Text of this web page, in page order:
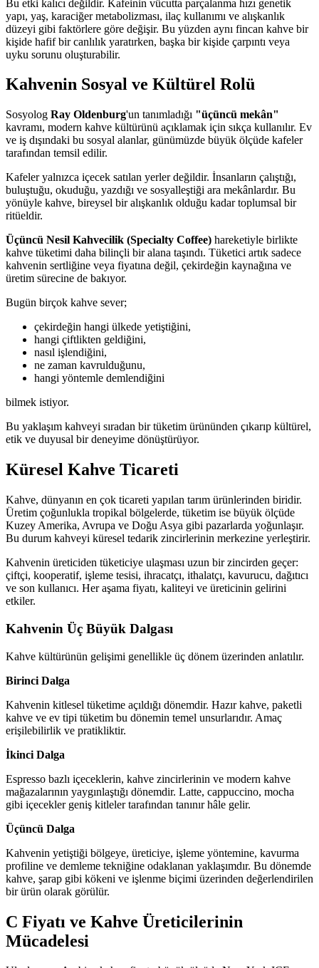
Bu etki kalıcı değildir. Kafeinin vücutta parçalanma hızı genetik
yapı, yaş, karaciğer metabolizması, ilaç kullanımı ve alışkanlık
düzeyi gibi faktörlere göre değişir. Bu yüzden aynı fincan kahve bir
kişide hafif bir canlılık yaratırken, başka bir kişide çarpıntı veya
uyku sorunu oluşturabilir.
Kahvenin Sosyal ve Kültürel Rolü
Sosyolog Ray Oldenburg'un tanımladığı "üçüncü mekân"
kavramı, modern kahve kültürünü açıklamak için sıkça kullanılır. Ev
ve iş dışındaki bu sosyal alanlar, günümüzde büyük ölçüde kafeler
tarafından temsil edilir.
Kafeler yalnızca içecek satılan yerler değildir. İnsanların çalıştığı,
buluştuğu, okuduğu, yazdığı ve sosyalleştiği ara mekânlardır. Bu
yönüyle kahve, bireysel bir alışkanlık olduğu kadar toplumsal bir
ritüeldir.
Üçüncü Nesil Kahvecilik (Specialty Coffee) hareketiyle birlikte
kahve tüketimi daha bilinçli bir alana taşındı. Tüketici artık sadece
kahvenin sertliğine veya fiyatına değil, çekirdeğin kaynağına ve
üretim sürecine de bakıyor.
Bugün birçok kahve sever;
çekirdeğin hangi ülkede yetiştiğini,
hangi çiftlikten geldiğini,
nasıl işlendiğini,
ne zaman kavrulduğunu,
hangi yöntemle demlendiğini
bilmek istiyor.
Bu yaklaşım kahveyi sıradan bir tüketim ürününden çıkarıp kültürel,
etik ve duyusal bir deneyime dönüştürüyor.
Küresel Kahve Ticareti
Kahve, dünyanın en çok ticareti yapılan tarım ürünlerinden biridir.
Üretim çoğunlukla tropikal bölgelerde, tüketim ise büyük ölçüde
Kuzey Amerika, Avrupa ve Doğu Asya gibi pazarlarda yoğunlaşır.
Bu durum kahveyi küresel tedarik zincirlerinin merkezine yerleştirir.
Kahvenin üreticiden tüketiciye ulaşması uzun bir zincirden geçer:
çiftçi, kooperatif, işleme tesisi, ihracatçı, ithalatçı, kavurucu, dağıtıcı
ve son kullanıcı. Her aşama fiyatı, kaliteyi ve üreticinin gelirini
etkiler.
Kahvenin Üç Büyük Dalgası
Kahve kültürünün gelişimi genellikle üç dönem üzerinden anlatılır.
Birinci Dalga
Kahvenin kitlesel tüketime açıldığı dönemdir. Hazır kahve, paketli
kahve ve ev tipi tüketim bu dönemin temel unsurlarıdır. Amaç
erişilebilirlik ve pratikliktir.
İkinci Dalga
Espresso bazlı içeceklerin, kahve zincirlerinin ve modern kahve
mağazalarının yaygınlaştığı dönemdir. Latte, cappuccino, mocha
gibi içecekler geniş kitleler tarafından tanınır hâle gelir.
Üçüncü Dalga
Kahvenin yetiştiği bölgeye, üreticiye, işleme yöntemine, kavurma
profiline ve demleme tekniğine odaklanan yaklaşımdır. Bu dönemde
kahve, şarap gibi kökeni ve işlenme biçimi üzerinden değerlendirilen
bir ürün olarak görülür.
C Fiyatı ve Kahve Üreticilerinin
Mücadelesi